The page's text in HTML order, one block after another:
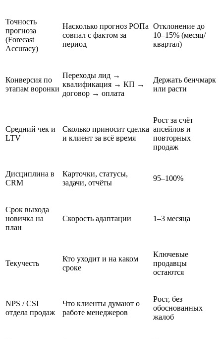
Точность
прогноза
(Forecast
Accuracy)
Насколько прогноз РОПа
совпал с фактом за
период
Отклонение до
10–15% (месяц/
квартал)
Конверсия по
этапам воронки
Переходы лид →
квалификация → КП →
договор → оплата
Держать бенчмарк
или расти
Средний чек и
LTV
Сколько приносит сделка
и клиент за всё время
Рост за счёт
апсейлов и
повторных
продаж
Дисциплина в
CRM
Карточки, статусы,
задачи, отчёты
95–100%
Срок выхода
новичка на
план
Скорость адаптации 1–3 месяца
Текучесть
Кто уходит и на каком
сроке
Ключевые
продавцы
остаются
NPS / CSI
отдела продаж
Что клиенты думают о
работе менеджеров
Рост, без
обоснованных
жалоб